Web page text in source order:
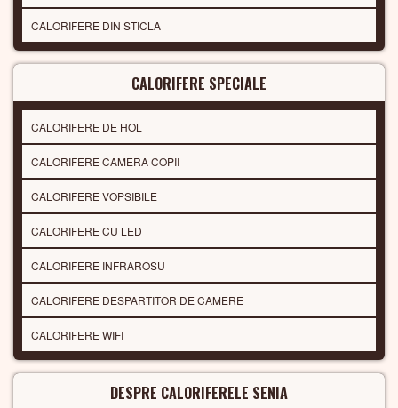
CALORIFERE DIN STICLA
CALORIFERE SPECIALE
CALORIFERE DE HOL
CALORIFERE CAMERA COPII
CALORIFERE VOPSIBILE
CALORIFERE CU LED
CALORIFERE INFRAROSU
CALORIFERE DESPARTITOR DE CAMERE
CALORIFERE WIFI
DESPRE CALORIFERELE SENIA